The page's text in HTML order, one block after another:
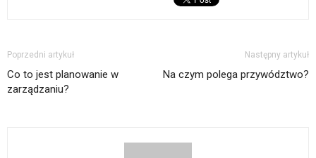
Poprzedni artykuł
Co to jest planowanie w
zarządzaniu?
Następny artykuł
Na czym polega przywództwo?